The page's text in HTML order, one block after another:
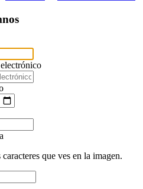
que ves en la imagen.